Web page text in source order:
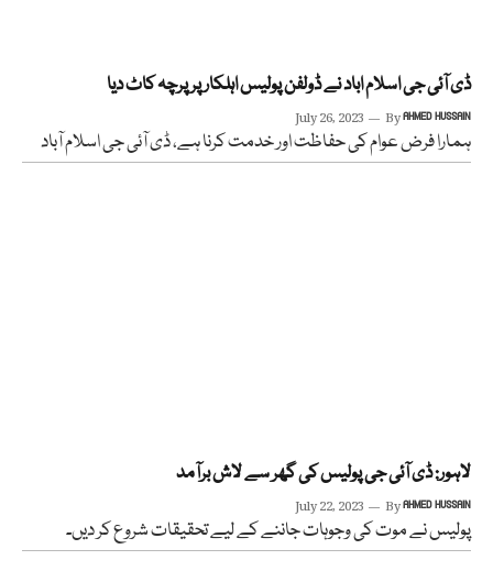
ڈی آئی جی اسلام اباد نے ڈولفن پولیس اہلکار پر پرچہ کاٹ دیا
July 26, 2023 ByAHMED HUSSAIN
ہمارا فرض عوام کی حفاظت اور خدمت کرنا ہے، ڈی آئی جی اسلام آباد
لاہور: ڈی آئی جی پولیس کی گھر سے لاش برآمد
July 22, 2023 ByAHMED HUSSAIN
پولیس نے موت کی وجوہات جاننے کے لیے تحقیقات شروع کر دیں۔